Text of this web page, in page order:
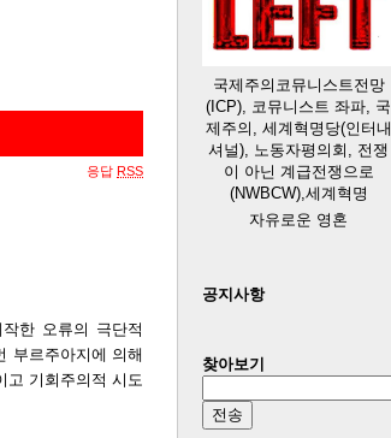
응답 RSS
한 오류의 극단적
부르주아지에 의해
고 기회주의적 시도
국제주의코뮤니스트전망
(ICP), 코뮤니스트 좌파, 국
제주의, 세계혁명당(인터내
셔널), 노동자평의회, 전쟁
이 아닌 계급전쟁으로
(NWBCW),세계혁명
자유로운 영혼
공지사항
찾아보기